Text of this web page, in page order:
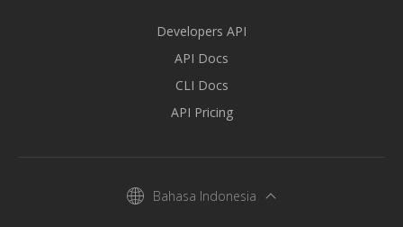
Developers API
API Docs
CLI Docs
API Pricing
Bahasa Indonesia